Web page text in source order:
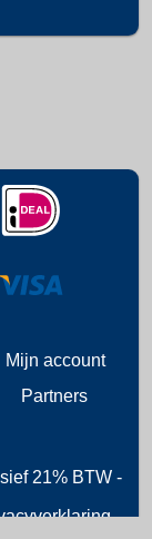
Mijn account
Partners
21% BTW -